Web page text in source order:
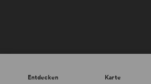
Entdecken Karte
Copyright